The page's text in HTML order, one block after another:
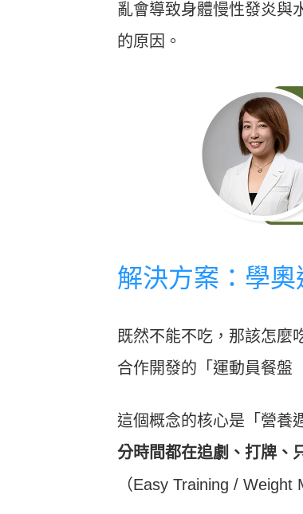
亂會導致身體慢性發炎與
的原因。
解決方案：學奧
既然不能不吃，那該怎麼
合作開發的「運動員餐盤
這個概念的核心是「營養
分時間都在追劇、打牌、
（Easy Training / Weight